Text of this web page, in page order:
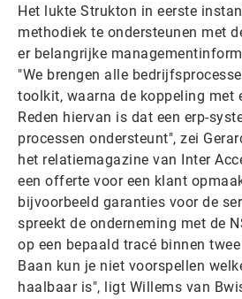
Het lukte Strukton in eerste
methodiek te ondersteunen met
er belangrijke
"We brengen alle
toolkit, waarna de koppeling met
Reden hiervan is dat een erp-
processen ondersteunt", zei
het relatiemagazine van Inter
een offerte voor een klant
bijvoorbeeld garanties voor de
spreekt de onderneming met de
op een bepaald tracé binnen
Baan kun je niet voorspellen
haalbaar is", ligt Willems van